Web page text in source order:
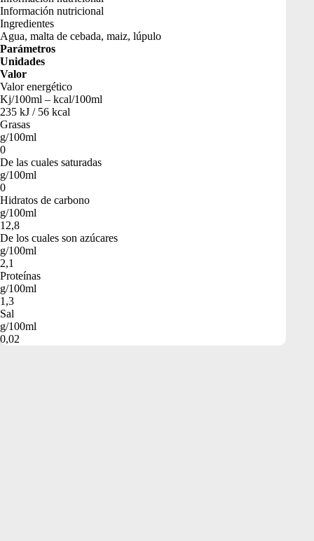
Información nutricional
Ingredientes
Agua, malta de cebada, maiz, lúpulo
Parámetros
Unidades
Valor
Valor energético
Kj/100ml – kcal/100ml
235 kJ / 56 kcal
Grasas
g/100ml
0
De las cuales saturadas
g/100ml
0
Hidratos de carbono
g/100ml
12,8
De los cuales son azúcares
g/100ml
2,1
Proteínas
g/100ml
1,3
Sal
g/100ml
0,02